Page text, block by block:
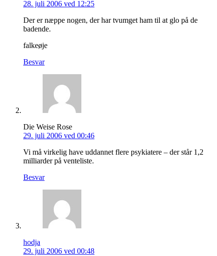
28. juli 2006 ved 12:25
Der er næppe nogen, der har tvumget ham til at glo på de
badende.
falkeøje
Besvar
Die Weise Rose
29. juli 2006 ved 00:46
Vi må virkelig have uddannet flere psykiatere – der står 1,2
milliarder på venteliste.
Besvar
hodja
29. juli 2006 ved 00:48